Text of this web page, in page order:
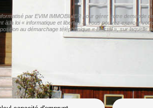
par EVIM IMMOBILIER pour gérer votre
la loi « informatique et libertés », vous pouvez exercer
au démarchage téléphonique « Bloctel », sur laquelle